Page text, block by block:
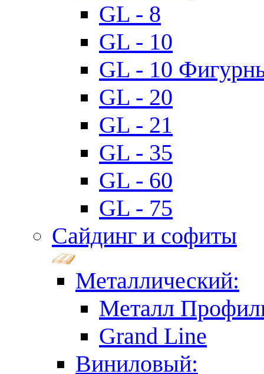
GL - 8
GL - 10
GL - 10
GL - 20
GL - 21
GL - 35
GL - 60
GL - 75
Сайдинг и софиты
Металлический:
Металл
Grand Line
Виниловый: